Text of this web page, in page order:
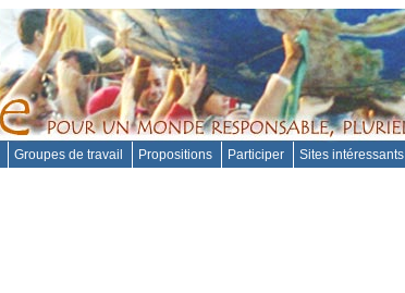
Groupes de travail Propositions Participer Sites intéressants